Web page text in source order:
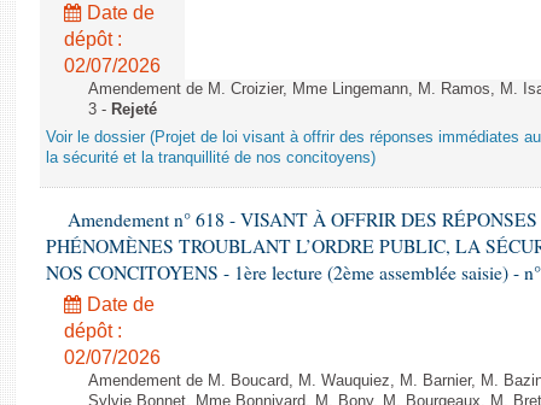
Date de
dépôt :
02/07/2026
Amendement de M. Croizier, Mme Lingemann, M. Ramos, M.
3 - Rejeté
Voir le dossier (Projet de loi visant à offrir des réponses immédiates
la sécurité et la tranquillité de nos concitoyens)
Amendement n° 618 - VISANT À OFFRIR DES
PHÉNOMÈNES TROUBLANT L’ORDRE PUBLIC, LA
NOS CONCITOYENS - 1ère lecture (2ème assemblée saisie) -
Date de
dépôt :
02/07/2026
Amendement de M. Boucard, M. Wauquiez, M. Barnier, M.
Sylvie Bonnet, Mme Bonnivard, M. Bony, M. Bourgeaux, M.